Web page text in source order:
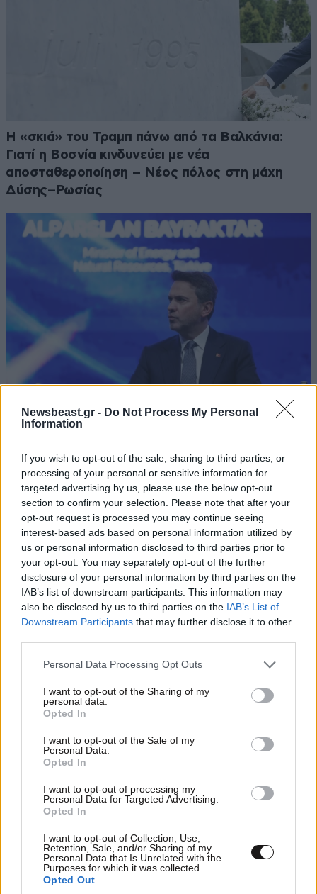
Newsbeast.gr - Do Not Process My Personal
Information
If you wish to opt-out of the sale, sharing to third parties, or
processing of your personal or sensitive information for
targeted advertising by us, please use the below opt-out
section to confirm your selection. Please note that after your
opt-out request is processed you may continue seeing
interest-based ads based on personal information utilized by
us or personal information disclosed to third parties prior to
your opt-out. You may separately opt-out of the further
disclosure of your personal information by third parties on the
IAB’s list of downstream participants. This information may
also be disclosed by us to third parties on the IAB’s List of
Downstream Participants that may further disclose it to other
Please note that this website/app uses one or more Google
not limited to your visit or usage behaviour. You may click to
grant or deny consent to Google and its third-party tags to
use your data for below specified purposes in below Google
consent section.
Personal Data Processing Opt Outs
I want to opt-out of the Sharing of my
personal data.
Opted In
I want to opt-out of the Sale of my
Personal Data.
Opted In
I want to opt-out of processing my
Personal Data for Targeted Advertising.
Opted In
I want to opt-out of Collection, Use,
Retention, Sale, and/or Sharing of my
Personal Data that Is Unrelated with the
Purposes for which it was collected.
Opted Out
Η «σκιά» του Τραμπ πάνω από τα Βαλκάνια:
Γιατί η Βοσνία κινδυνεύει με νέα
αποσταθεροποίηση – Νέος πόλος στη μάχη
Δύσης–Ρωσίας
Τουρκία: Ισχυρισμός για νέα ανακάλυψη 75 δισ.
Θάλασσα
Ακολουθήστε τοNEWSBEASTστοGoogle News
και μάθετε πρώτοι όλες τις ειδήσεις
ΣΧΌΛΙΑ ΑΝΑΓΝΩΣΤΏΝ